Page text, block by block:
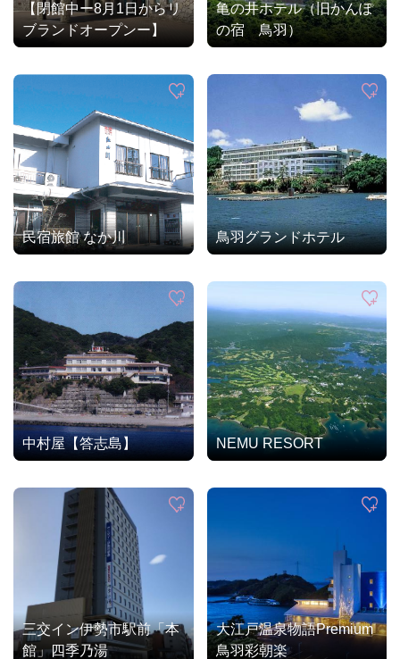
【閉館中ー8月1日からリ
ブランドオープンー】
亀の井ホテル（旧かんぽ
の宿 鳥羽）
民宿旅館 なか川 鳥羽グランドホテル
中村屋【答志島】 NEMU RESORT
三交イン伊勢市駅前「本
館」四季乃湯
大江戸温泉物語Premium
鳥羽彩朝楽